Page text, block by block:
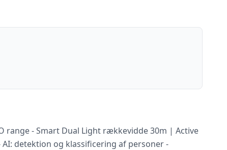
range - Smart Dual Light rækkevidde 30m | Active
AI: detektion og klassificering af personer -